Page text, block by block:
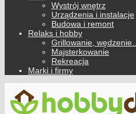
Wystrój wnętrz
Urządzenia i instalacje
Budowa i remont
Relaks i hobby
Grillowanie, wędzenie…
Majsterkowanie
Rekreacja
Marki i firmy